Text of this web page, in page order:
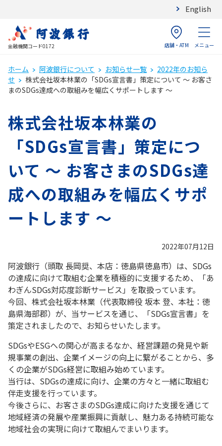
English
金融機関コード0172 店舗・ATM メニュー
ホーム 阿波銀行について お知らせ一覧
2022年のお知ら
せ
株式会社坂本林業の「SDGs宣言書」策定について ～ お客さ
まのSDGs達成への取組みを幅広くサポートします ～
株式会社坂本林業の
「SDGs宣言書」策定につ
いて ～ お客さまのSDGs達
成への取組みを幅広くサポ
ートします ～
2022年07月12日
阿波銀行（頭取 長岡奨、本店：徳島県徳島市）は、SDGs
の達成に向けて取組む企業を積極的に支援するため、「あ
わぎんSDGs対応度診断サービス」を取扱っています。
今回、株式会社坂本林業（代表取締役 坂本 登、本社：徳
島県海部郡）が、当サービスを通じ、「SDGs宣言書」を
策定されましたので、お知らせいたします。
SDGsやESGへの関心が高まるなか、経営課題の発見や新
規事業の創出、企業イメージの向上に繋がることから、多
くの企業がSDGs経営に取組み始めています。
当行は、SDGsの達成に向け、企業の方々と一緒に取組む
伴走支援を行っています。
今後さらに、お客さまのSDGs達成に向けた支援を通じて
地域経済の発展や産業振興に貢献し、魅力ある持続可能な
地域社会の実現に向けて取組んでまいります。